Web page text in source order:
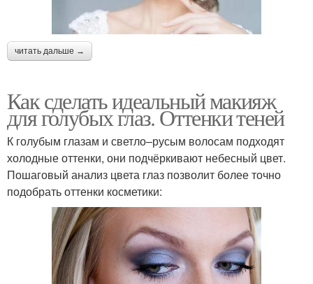
читать дальше →
Как сделать идеальный макияж
для голубых глаз. Оттенки теней
К голубым глазам и светло–русым волосам подходят
холодные оттенки, они подчёркивают небесный цвет.
Пошаговый анализ цвета глаз позволит более точно
подобрать оттенки косметики: